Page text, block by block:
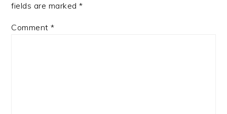
fields are marked*
Comment*